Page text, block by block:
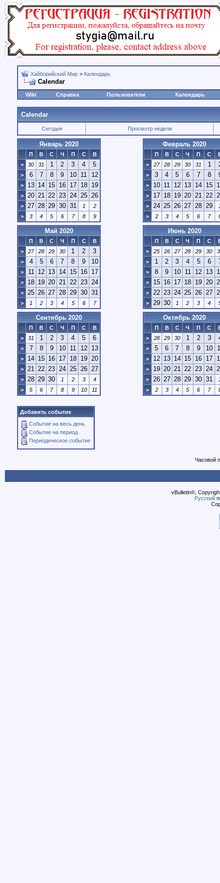
Хайборийский Мир > Календарь
Calendar
Wiki Справка Пользователи Календарь
Calendar
Сегодня Просмотр недели
Январь 2020
П В С Ч П С
В
>
30 31 1 2 3 4 5
> 6 7 8 9 10 11 12
> 13 14 15 16 17 18 19
> 20 21 22 23 24 25 26
> 27 28 29 30 31 1
2
>
3 4 5 6 7 8 9
Февраль 2020
П В С Ч П С
>
27 28 29 30 31 1
> 3 4 5 6 7 8
> 10 11 12 13 14 15
> 17 18 19 20 21 22
> 24 25 26 27 28 29
>
2 3 4 5 6 7
Май 2020
П В С Ч П С
В
>
27 28 29 30 1 2 3
> 4 5 6 7 8 9 10
> 11 12 13 14 15 16 17
> 18 19 20 21 22 23 24
> 25 26 27 28 29 30 31
> 1 2 3 4 5 6 7
Июнь 2020
П В С Ч П С
>
25 26 27 28 29 30
>
1 2 3 4 5 6
> 8 9 10 11 12 13
> 15 16 17 18 19 20
> 22 23 24 25 26 27
> 29 30 1 2 3 4
Сентябрь 2020
П В С Ч П С
В
>
31 1 2 3 4 5 6
> 7 8 9 10 11 12 13
> 14 15 16 17 18 19 20
> 21 22 23 24 25 26 27
> 28 29 30 1 2 3
4
>
5 6 7 8 9 10 11
Октябрь 2020
П В С Ч П С
>
28 29 30 1 2 3
> 5 6 7 8 9 10
> 12 13 14 15 16 17
> 19 20 21 22 23 24
> 26 27 28 29 30 31
>
2 3 4 5 6 7
Добавить событие
Событие на весь день
Событие на период
Периодическое событие
Часовой
vBulletin®,
Русский